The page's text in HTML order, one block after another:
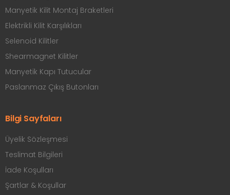
Manyetik Kilit Montaj Braketleri
Elektrikli Kilit Karşılıkları
Selenoid Kilitler
Shearmagnet Kilitler
Manyetik Kapı Tutucular
Paslanmaz Çıkış Butonları
Bilgi Sayfaları
Üyelik Sözleşmesi
Teslimat Bilgileri
İade Koşulları
Şartlar & Koşullar